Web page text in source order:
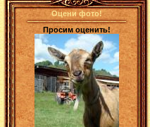
Оцени фото!
Просим оценить!